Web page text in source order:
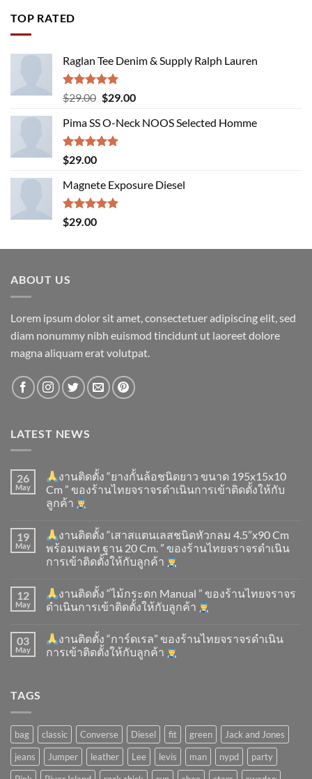
TOP RATED
Raglan Tee Denim & Supply Ralph Lauren
Rated5.00
out of 5
$29.00 Original
was:
$29.00.
$29.00Current
is:
Pima SS O-Neck NOOS Selected Homme
Rated5.00
out of 5
$29.00
Magnete Exposure Diesel
Rated5.00
out of 5
$29.00
ABOUT US
Lorem ipsum dolor sit amet, consectetuer adipiscing elit, sed
diam nonummy nibh euismod tincidunt ut laoreet dolore
magna aliquam erat volutpat.
LATEST NEWS
26
May
งานติดตั้ง “ยางกั้นล้อชนิดยาว ขนาด 195x15x10
Cm ” ของร้านไทยจราจรดำเนินการเข้าติดตั้ง​ให้กับ
ลูกค้า
19
May
งานติดตั้ง “เสาสแตนเลสชนิดหัวกลม 4.5”x90 Cm
พร้อมเพลท ฐาน 20 Cm. ” ของร้านไทยจราจรดำเนิน
การเข้าติดตั้ง​ให้กับลูกค้า
12
May
งานติดตั้ง “ไม้กระดก Manual ” ของร้านไทยจราจร
ดำเนินการเข้าติดตั้ง​ให้กับลูกค้า
03
May
งานติดตั้ง “การ์ดเรล” ของร้านไทยจราจรดำเนิน
การเข้าติดตั้ง​ให้กับลูกค้า
TAGS
bag classic Converse Diesel fit green
Jack and Jones
jeans
Jumper leather Lee levis man nypd
party